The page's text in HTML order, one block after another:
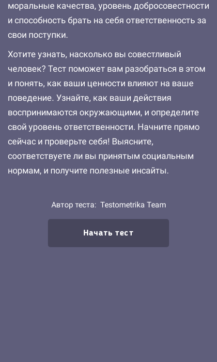
моральные качества, уровень добросовестности
и способность брать на себя ответственность за
свои поступки.
Хотите узнать, насколько вы совестливый
человек? Тест поможет вам разобраться в этом
и понять, как ваши ценности влияют на ваше
поведение. Узнайте, как ваши действия
воспринимаются окружающими, и определите
свой уровень ответственности. Начните прямо
сейчас и проверьте себя! Выясните,
соответствуете ли вы принятым социальным
нормам, и получите полезные инсайты.
Автор теста: Testometrika Team
Начать тест